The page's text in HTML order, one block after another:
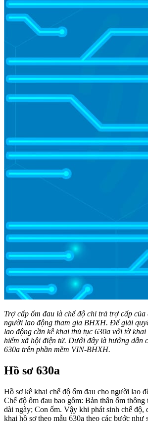
Trợ cấp ốm đau là chế độ chi trả trợ cấp
người lao động tham gia BHXH. Để giải
lao động cần kê khai thủ tục 630a với tờ
hiểm xã hội điện tử. Dưới đây là hướng dẫn
630a trên phần mềm VIN-BHXH.
Hồ sơ 630a
Hồ sơ kê khai chế độ ốm đau cho người lao
Chế độ ốm đau bao gồm: Bản thân ốm
dài ngày; Con ốm. Vậy khi phát sinh chế độ,
khai hồ sơ theo mẫu 630a theo các bước như